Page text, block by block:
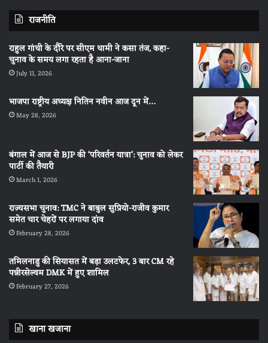
राजनीति
राहुल गांधी के दौरे पर सीएम धामी ने कसा तंज, कहा-
चुनाव के समय लगा रहता है आना-जाना
July 11, 2026
भाजपा राष्ट्रीय अध्यक्ष नितिन नवीन आज दून में…
May 28, 2026
बंगाल में आज से BJP की ‘परिवर्तन यात्रा’: चुनाव को लेकर
पार्टी की तैयारी
March 1, 2026
राज्यसभा चुनाव: TMC ने बाबुल सुप्रियो-राजीव कुमार
समेत चार चेहरों पर लगाया दांव
February 28, 2026
तमिलनाडु की सियासत में बड़ा उलटफेर, 3 बार CM रहे
पन्नीरसेल्वम DMK में हुए शामिल
February 27, 2026
खाना खजाना